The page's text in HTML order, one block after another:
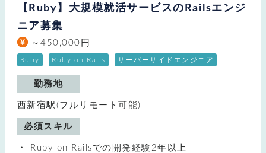
【Ruby】大規模就活サービスのRailsエンジ
ニア募集
～450,000円
Ruby Ruby on Rails サーバーサイドエンジニア
勤務地
西新宿駅(フルリモート可能)
必須スキル
Ruby on Railsでの開発経験2年以上